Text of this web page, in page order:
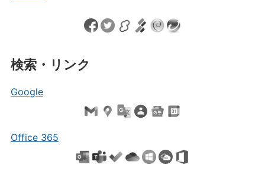
検索・リンク
Google
Office 365